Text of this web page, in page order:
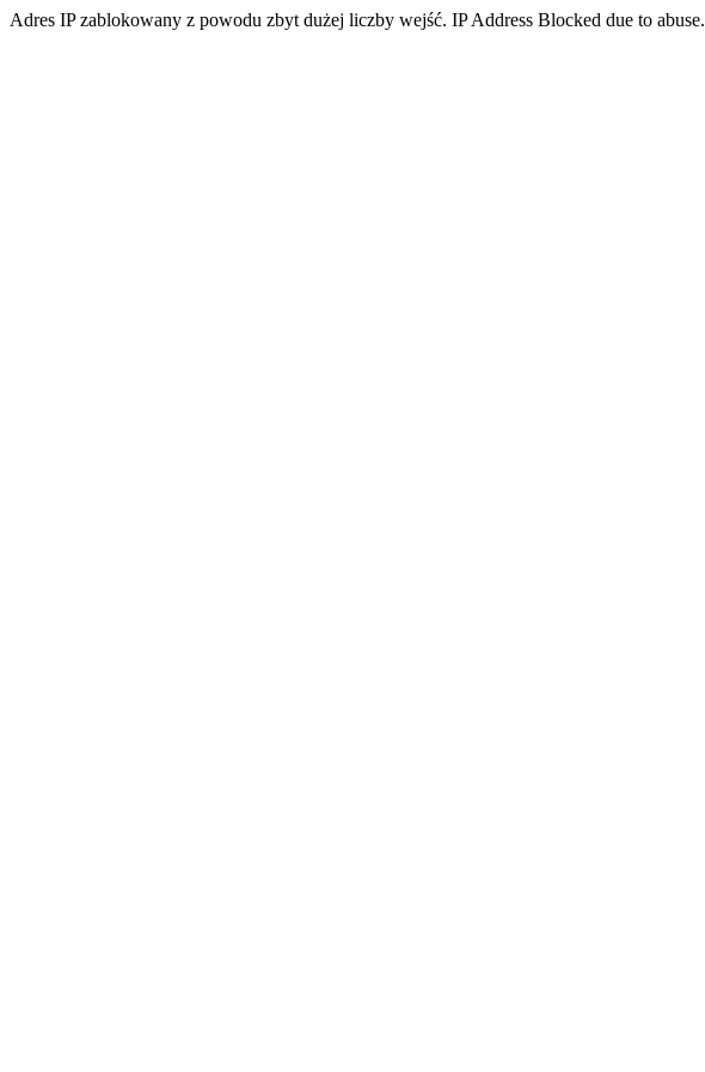
Adres IP zablokowany z powodu zbyt dużej liczby wejść. IP Address Blocked due to abuse.